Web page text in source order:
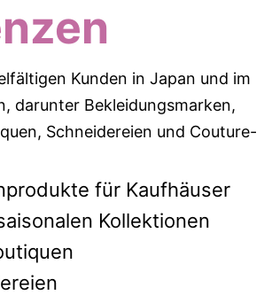
Kunden in Japan und im
darunter Bekleidungsmarken,
Schneidereien und Couture-
für Kaufhäuser
Kollektionen